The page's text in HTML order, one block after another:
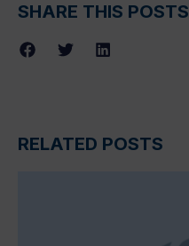
SHARE THIS POSTS
RELATED POSTS